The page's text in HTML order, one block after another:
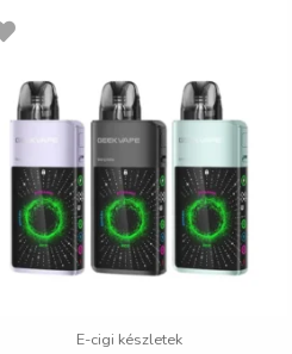
E-cigi készletek